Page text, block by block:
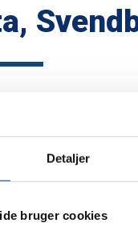
Detaljer
bruger cookies
2015-2016